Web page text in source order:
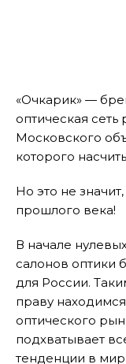
«Очкарик» —
оптическая сеть
Московского
которого
Но это не
прошлого века!
В начале
салонов оптики
для России.
праву
оптического
подхватывает
тенденции в